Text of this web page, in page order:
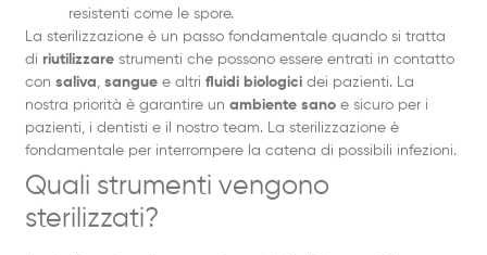
resistenti come le spore.
La sterilizzazione è un passo fondamentale quando si tratta
diriutilizzare strumenti che possono essere entrati in contatto
consaliva ,sangue e altrifluidi biologici dei pazienti. La
nostra priorità è garantire unambiente sano e sicuro per i
pazienti, i dentisti e il nostro team. La sterilizzazione è
fondamentale per interrompere la catena di possibili infezioni.
Quali strumenti vengono
sterilizzati?